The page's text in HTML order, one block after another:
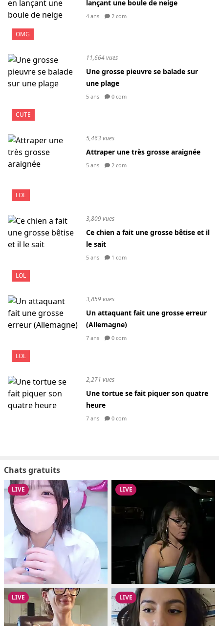
OMG
lançant une boule de neige
4 ans 2 com
CUTE
11,664 vues
Une grosse pieuvre se balade sur
une plage
5 ans 0 com
LOL
5,463 vues
Attraper une très grosse araignée
5 ans 2 com
LOL
3,809 vues
Ce chien a fait une grosse bêtise et il
le sait
5 ans 1 com
LOL
3,859 vues
Un attaquant fait une grosse erreur
(Allemagne)
7 ans 0 com
2,271 vues
Une tortue se fait piquer son quatre
heure
7 ans 0 com
Chats gratuits